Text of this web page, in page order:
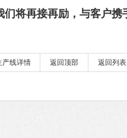
将再接再励，与客户携
返回列表
返回顶部
产线详情